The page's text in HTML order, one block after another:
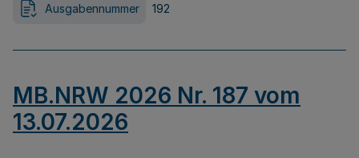
Ausgabennummer 192
MB.NRW 2026 Nr. 187 vom
13.07.2026